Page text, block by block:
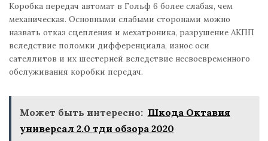
Коробка передач автомат в Гольф 6 более слабая, чем
механическая. Основными слабыми сторонами можно
назвать отказ сцепления и мехатроника, разрушение АКПП
вследствие поломки дифференциала, износ оси
сателлитов и их шестерней вследствие несвоевременного
обслуживания коробки передач.
Может быть интересно: Шкода Октавия
универсал 2.0 тди обзора 2020